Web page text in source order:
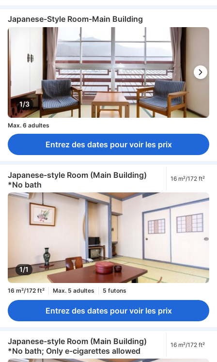
Japanese-Style Room-Main Building
1/3
Max. 6 adultes
Entrez des dates pour voir les prix
Japanese-style Room (Main Building)
*No bath
16 m²/172 ft²
1/1
16 m²/172 ft² Max. 5 adultes 5 futons
Entrez des dates pour voir les prix
Japanese-style Room (Main Building)
*No bath; Only e-cigarettes allowed
16 m²/172 ft²